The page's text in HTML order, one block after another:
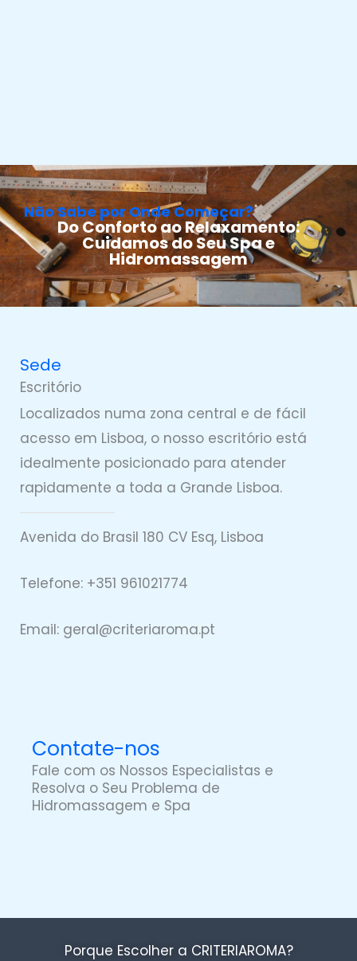
Não Sabe por Onde Começar?
Do Conforto ao Relaxamento:
Cuidamos do Seu Spa e
Hidromassagem
Sede
Escritório
Localizados numa zona central e de fácil
acesso em Lisboa, o nosso escritório está
idealmente posicionado para atender
rapidamente a toda a Grande Lisboa.
Avenida do Brasil 180 CV Esq, Lisboa
Telefone: +351 961021774
Email: geral@criteriaroma.pt
Contate-nos
Fale com os Nossos Especialistas e
Resolva o Seu Problema de
Hidromassagem e Spa
Porque Escolher a CRITERIAROMA?